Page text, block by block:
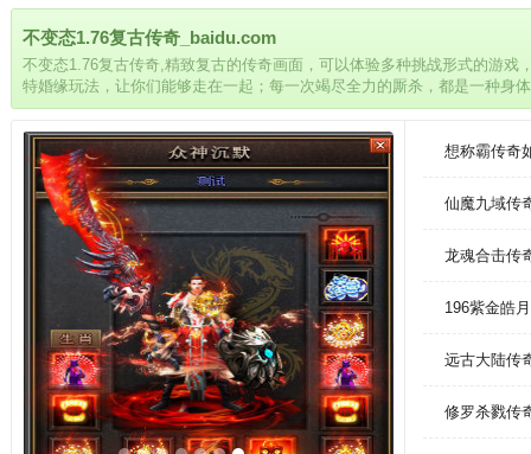
不变态1.76复古传奇_baidu.com
不变态1.76复古传奇,精致复古的传奇画面，可以体验多种挑战形式的游戏
特婚缘玩法，让你们能够走在一起；每一次竭尽全力的厮杀，都是一种身
活动，各种各样的玩法等着你去体验，还有轻松的挂机让无法上线时照样
想称霸传奇
仙魔九域传
龙魂合击传
196紫金皓
远古大陆传
修罗杀戮传